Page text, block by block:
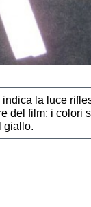
la luce
del film: i colori
giallo.